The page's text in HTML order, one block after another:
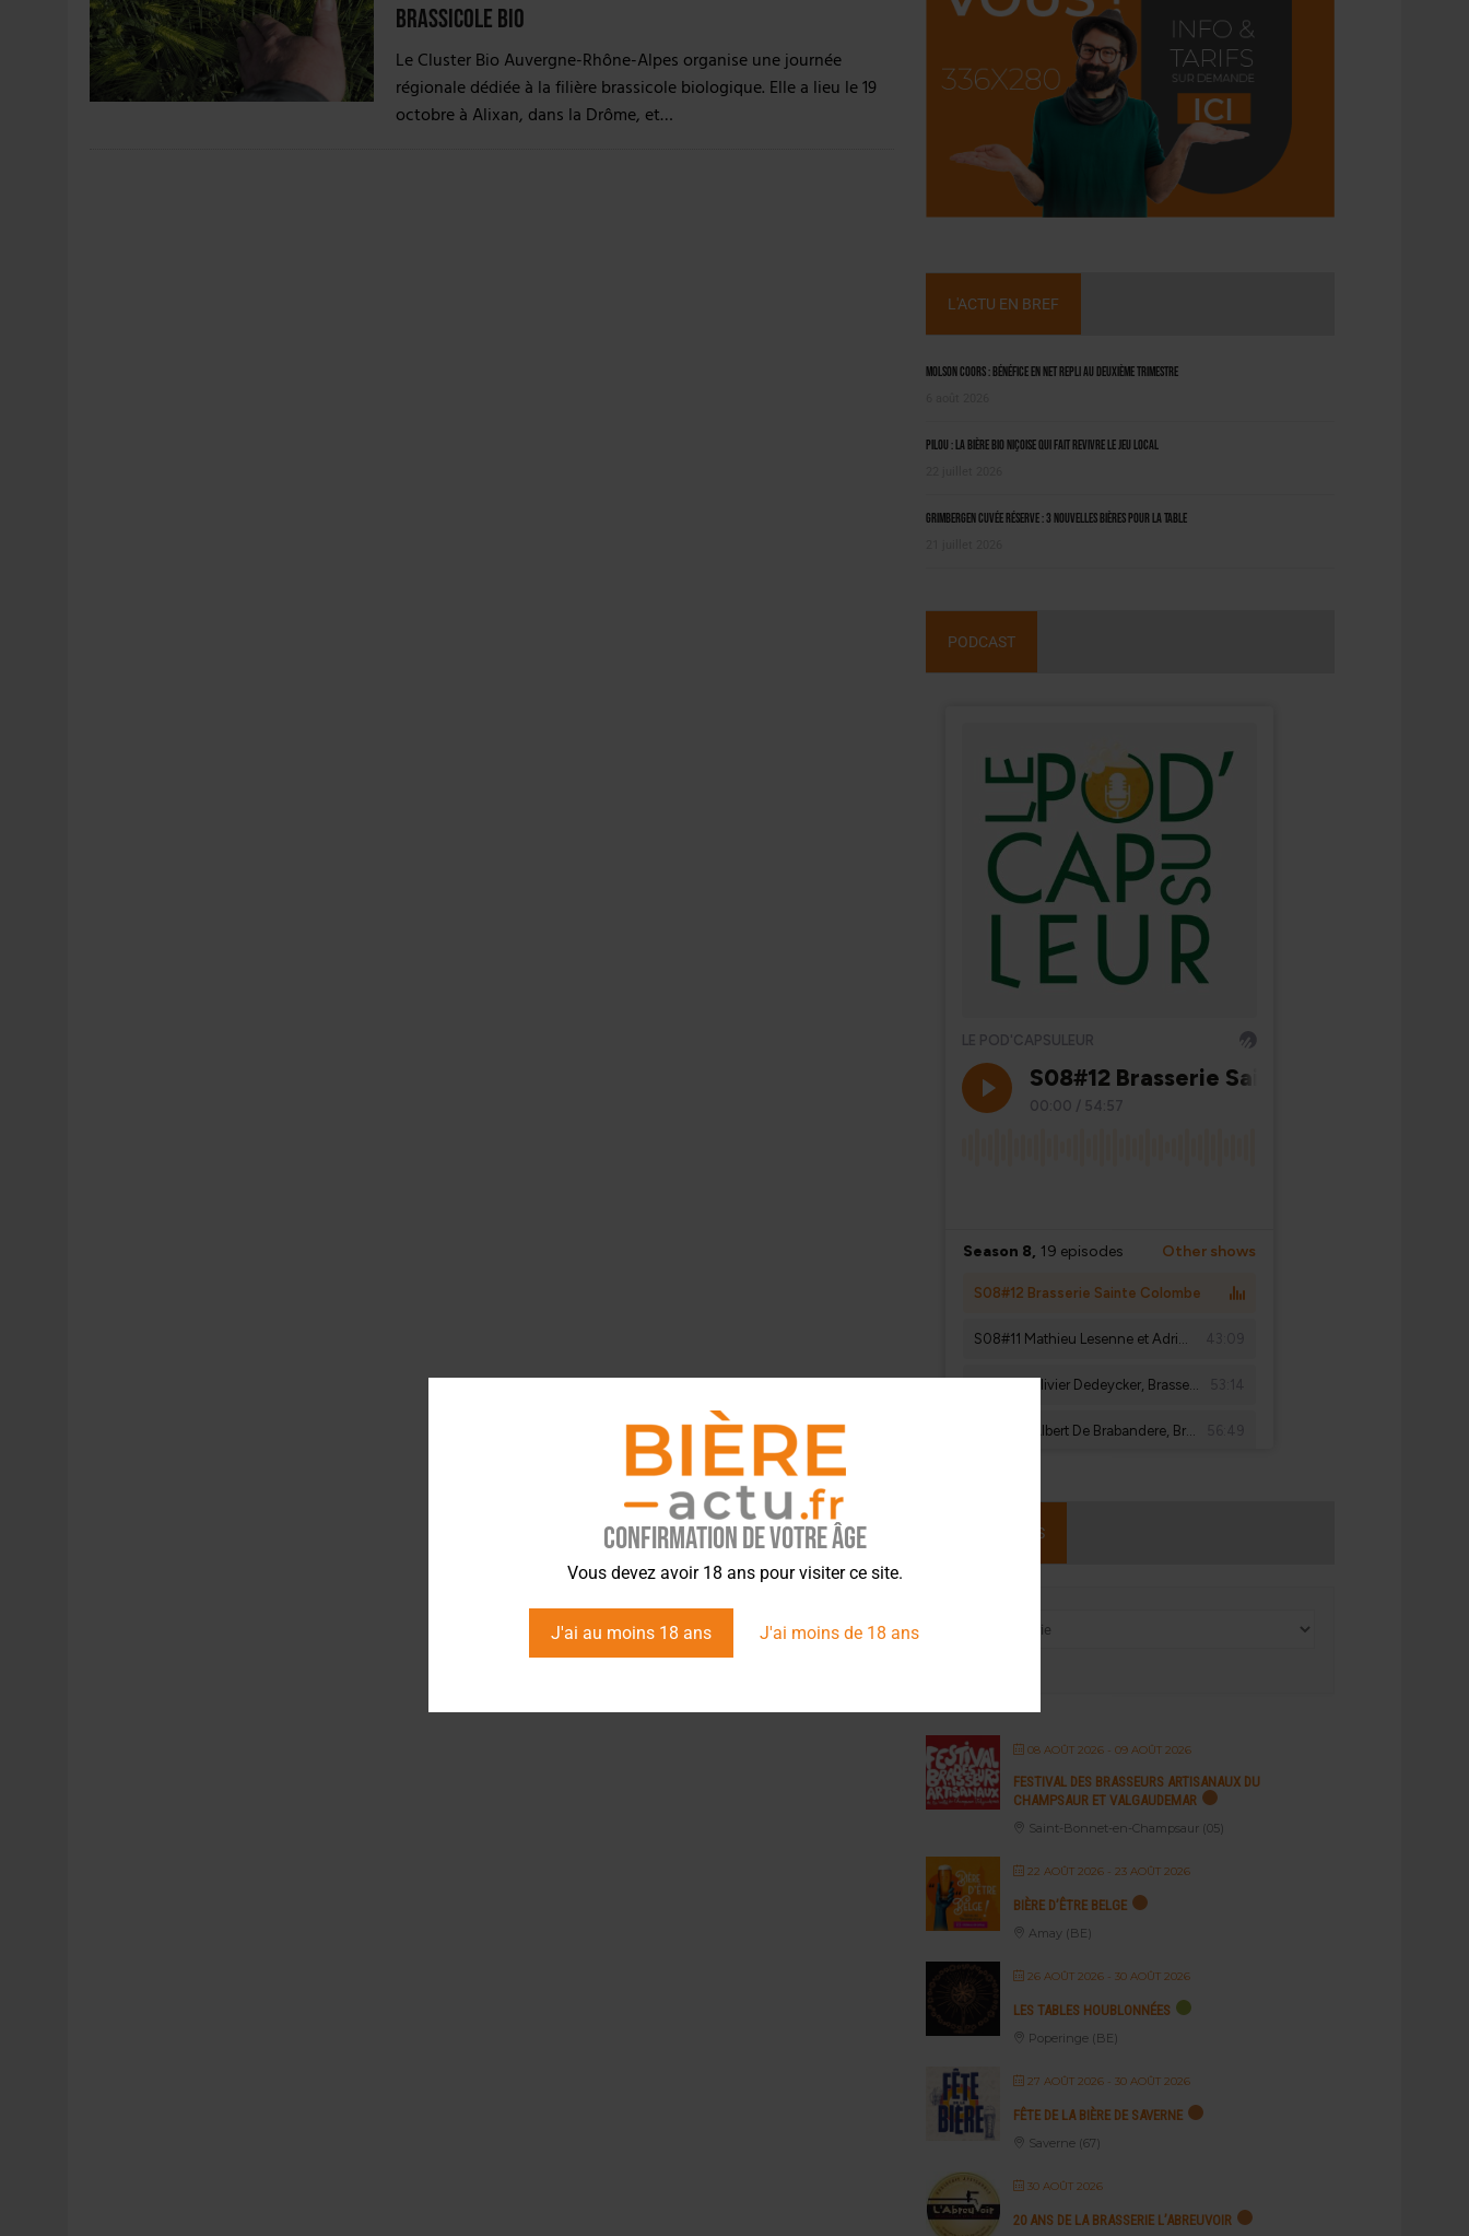
Confirmation de votre âge
Vous devez avoir 18 ans pour visiter ce site.
J'ai au moins 18 ans J'ai moins de 18 ans
7 AOÛT 2026 LA GRANDE RÉSERVE 2026 CÉLÈBRE LES 70 ANS DE LA CHIMAY BLEUE
brassicole bio
Le Cluster Bio Auvergne-Rhône-Alpes organise une journée
régionale dédiée à la filière brassicole biologique. Elle a lieu le 19
octobre à Alixan, dans la Drôme, et…
L'ACTU EN BREF
Molson Coors : bénéfice en net repli au deuxième trimestre
Pilou : la bière bio niçoise qui fait revivre le jeu local
Grimbergen Cuvée Réserve : 3 nouvelles bières pour la table
PODCAST
ÉVÉNEMENTS
08 AOÛT 2026 - 09 AOÛT 2026
FESTIVAL DES BRASSEURS ARTISANAUX DU
CHAMPSAUR ET VALGAUDEMAR
Saint-Bonnet-en-Champsaur (05)
22 AOÛT 2026 - 23 AOÛT 2026
BIÈRE D’ÊTRE BELGE
Amay (BE)
26 AOÛT 2026 - 30 AOÛT 2026
LES TABLES HOUBLONNÉES
Poperinge (BE)
27 AOÛT 2026 - 30 AOÛT 2026
FÊTE DE LA BIÈRE DE SAVERNE
Saverne (67)
30 AOÛT 2026
20 ANS DE LA BRASSERIE L’ABREUVOIR